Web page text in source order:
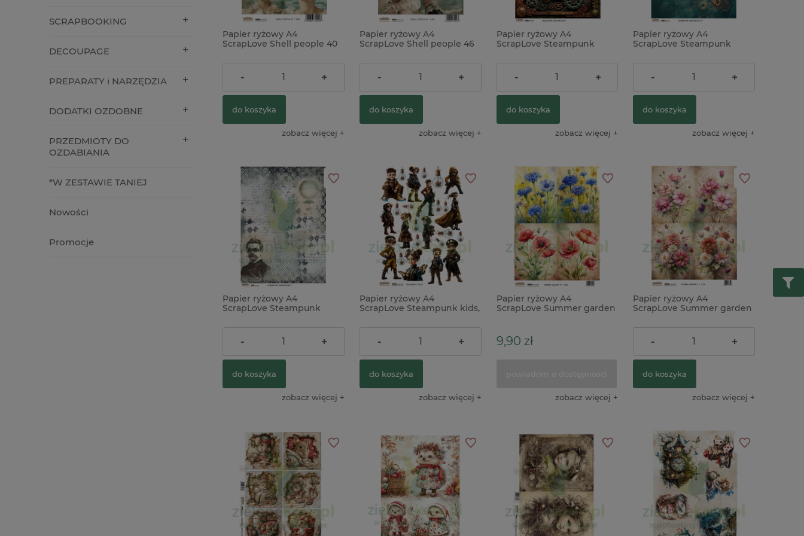
SCRAPBOOKING
DECOUPAGE
PREPARATY i NARZĘDZIA
DODATKI OZDOBNE
PRZEDMIOTY DO
OZDABIANIA
*W ZESTAWIE TANIEJ
Nowości
Promocje
Papier ryżowy A4
ScrapLove Shell people 40
9,90 zł
- +
do koszyka
zobacz więcej
Papier ryżowy A4
ScrapLove Shell people 46
9,90 zł
- +
do koszyka
zobacz więcej
Papier ryżowy A4
ScrapLove Steampunk
9,90 zł
- +
do koszyka
zobacz więcej
Papier ryżowy A4
ScrapLove Steampunk
9,90 zł
- +
do koszyka
zobacz więcej
Papier ryżowy A4
ScrapLove Steampunk
9,90 zł
- +
do koszyka
zobacz więcej
Papier ryżowy A4
ScrapLove Steampunk kids,
9,90 zł
- +
do koszyka
zobacz więcej
Papier ryżowy A4
ScrapLove Summer garden
9,90 zł
zobacz więcej
Papier ryżowy A4
ScrapLove Summer garden
9,90 zł
- +
do koszyka
zobacz więcej